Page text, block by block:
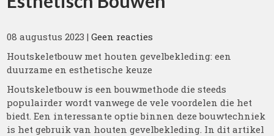
08 augustus 2023 |Geen reacties
Houtskeletbouw met houten gevelbekleding: een
duurzame en esthetische keuze
Houtskeletbouw is een bouwmethode die steeds
populairder wordt vanwege de vele voordelen die het
biedt. Een interessante optie binnen deze bouwtechniek
is het gebruik van houten gevelbekleding. In dit artikel